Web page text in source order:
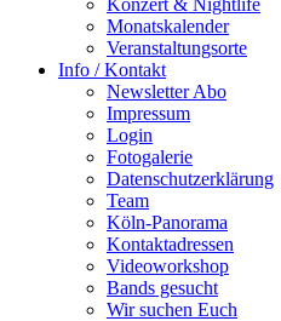
Konzert & Nightlife
Monatskalender
Veranstaltungsorte
Info / Kontakt
Newsletter Abo
Impressum
Login
Fotogalerie
Datenschutzerklärung
Team
Köln-Panorama
Kontaktadressen
Videoworkshop
Bands gesucht
Wir suchen Euch